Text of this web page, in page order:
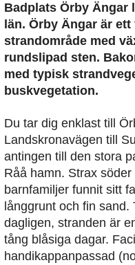
Badplats Örby Ängar
län. Örby Ängar är
strandområde med
rundslipad sten.
med typisk
buskvegetation.
Du tar dig enklast till
Landskronavägen till
antingen till den stora
Råå hamn. Strax
barnfamiljer funnit sitt
långgrunt och fin
dagligen, stranden är
tång blåsiga dagar.
handikappanpassad